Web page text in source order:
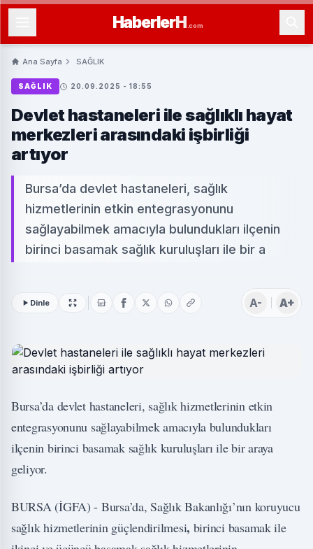
HaberlerH .com
Ana Sayfa SAĞLIK
SAĞLIK 20.09.2025 - 18:55
Devlet hastaneleri ile sağlıklı hayat
merkezleri arasındaki işbirliği
artıyor
Bursa’da devlet hastaneleri, sağlık
hizmetlerinin etkin entegrasyonunu
sağlayabilmek amacıyla bulundukları ilçenin
birinci basamak sağlık kuruluşları ile bir a
Dinle A- A+
Bursa’da devlet hastaneleri, sağlık hizmetlerinin etkin
entegrasyonunu sağlayabilmek amacıyla bulundukları
ilçenin birinci basamak sağlık kuruluşları ile bir araya
geliyor.
BURSA (İGFA) - Bursa’da, Sağlık Bakanlığı’nın koruyucu
sağlık hizmetlerinin güçlendirilmesi, birinci basamak ile